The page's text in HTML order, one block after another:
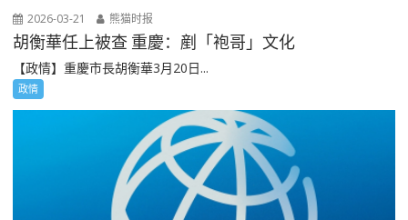
2026-03-21 熊猫时报
胡衡華任上被查 重慶：剷「袍哥」文化
【政情】重慶市長胡衡華3月20日...
政情